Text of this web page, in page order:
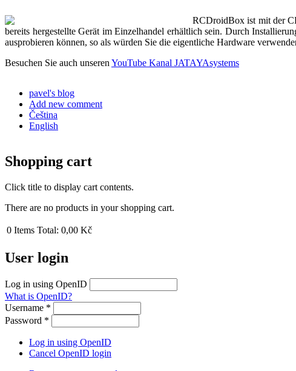
RCDroidBox ist mit der
bereits hergestellte Gerät im Einzelhandel erhältlich sein. Durch
ausprobieren können, so als würden Sie die eigentliche Hardware
Besuchen Sie auch unseren YouTube Kanal JATAYAsystems
pavel's blog
Add new comment
Čeština
English
Shopping cart
Click title to display cart contents.
There are no products in your shopping cart.
0 Items Total: 0,00 Kč
User login
Log in using OpenID
What is OpenID?
Username *
Password *
Log in using OpenID
Cancel OpenID login